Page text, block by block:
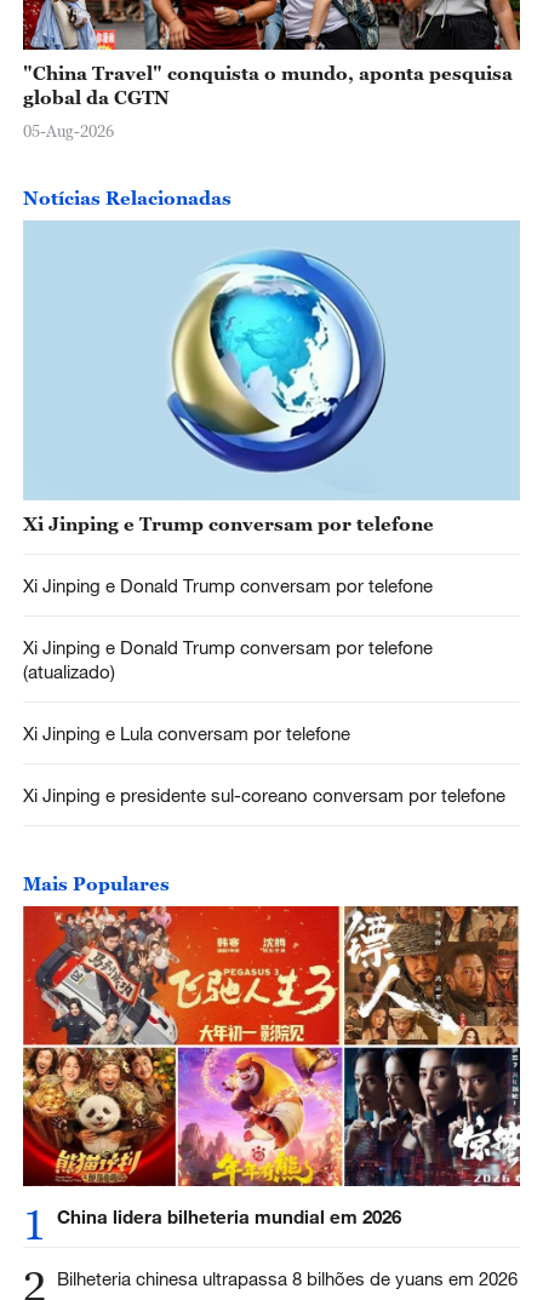
"China Travel" conquista o mundo, aponta pesquisa
global da CGTN
05-Aug-2026
Notícias Relacionadas
Xi Jinping e Trump conversam por telefone
Xi Jinping e Donald Trump conversam por telefone
Xi Jinping e Donald Trump conversam por telefone
(atualizado)
Xi Jinping e Lula conversam por telefone
Xi Jinping e presidente sul-coreano conversam por telefone
Mais Populares
1 China lidera bilheteria mundial em 2026
2 Bilheteria chinesa ultrapassa 8 bilhões de yuans em 2026